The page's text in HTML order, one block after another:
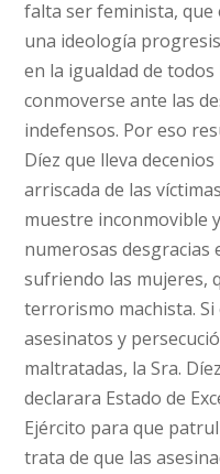
falta ser feminista,
una ideología
en la igualdad de
conmoverse ante las
indefensos. Por eso
Díez que lleva
arriscada de las
muestre inconmovible
numerosas desgracias
sufriendo las mujeres,
terrorismo machista.
asesinatos y
maltratadas, la Sra.
declarara Estado de
Ejército para que
trata de que las